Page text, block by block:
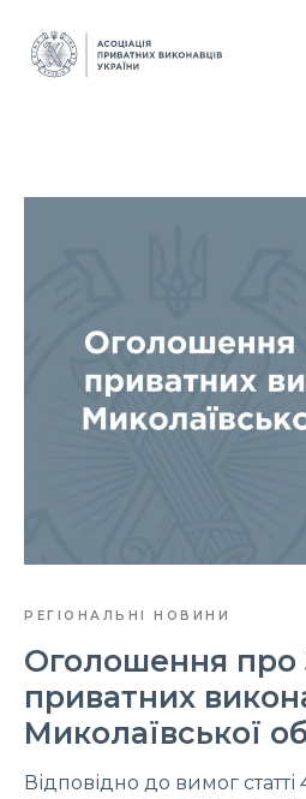
РЕГІОНАЛЬНІ НОВИНИ
Оголошення про
приватних
Миколаївської
Відповідно до вимог